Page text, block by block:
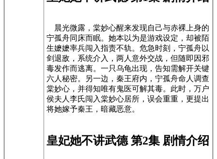
晨光微露，棠妙心醒来发现自己与赤裸上身的
宁孤舟同床而眠。她本以为是游戏设定，却被陌
生嬷嬷率兵闯入指责不轨。危急时刻，宁孤舟以
剑退敌，系统介入，两人意外交战，但随即因邪
毒发作而逃离。一只乌龟出现，告知需解开关键
六人秘密。另一边，秦王府内，宁孤舟命人调查
棠妙心，并得知唯有鬼医可解其毒。此时，万户
侯夫人李氏闯入棠妙心居所，误会重重，更提出
将她嫁予秦王，暗藏恶意。
皇妃她不讲武德 第2集 剧情介绍